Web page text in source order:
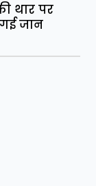
थार पर
जान